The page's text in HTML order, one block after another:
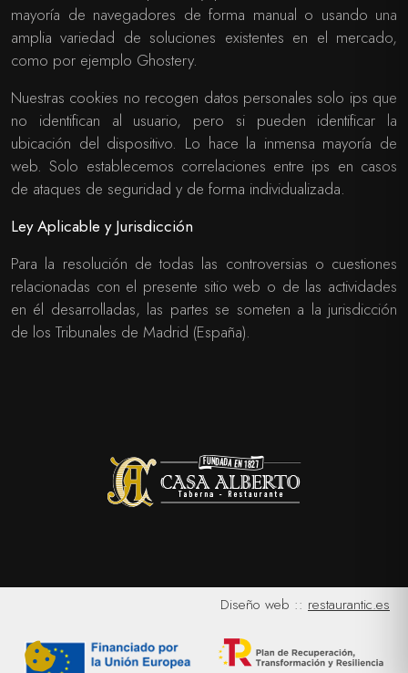
mayoría de navegadores de forma manual o usando una
amplia variedad de soluciones existentes en el mercado,
como por ejemplo Ghostery.
Nuestras cookies no recogen datos personales solo ips que
no identifican al usuario, pero si pueden identificar la
ubicación del dispositivo. Lo hace la inmensa mayoría de
web. Solo establecemos correlaciones entre ips en casos
de ataques de seguridad y de forma individualizada.
Ley Aplicable y Jurisdicción
Para la resolución de todas las controversias o cuestiones
relacionadas con el presente sitio web o de las actividades
en él desarrolladas, las partes se someten a la jurisdicción
de los Tribunales de Madrid (España).
Diseño web :: restaurantic.es